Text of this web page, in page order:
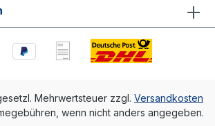
Mehrwertsteuer zzgl. Versandkosten
wenn nicht anders angegeben.